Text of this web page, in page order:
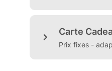
Carte
Prix fixes -